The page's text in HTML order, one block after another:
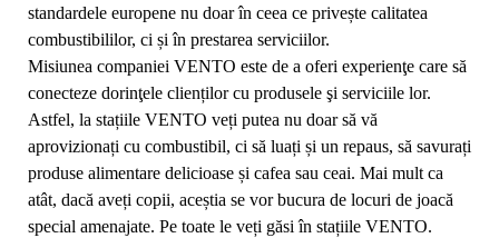
standardele europene nu doar în ceea ce privește calitatea
combustibililor, ci și în prestarea serviciilor.
Misiunea companiei VENTO este de a oferi experienţe care să
conecteze dorinţele clienților cu produsele şi serviciile lor.
Astfel, la stațiile VENTO veți putea nu doar să vă
aprovizionați cu combustibil, ci să luați și un repaus, să savurați
produse alimentare delicioase și cafea sau ceai. Mai mult ca
atât, dacă aveți copii, aceștia se vor bucura de locuri de joacă
special amenajate. Pe toate le veți găsi în stațiile VENTO.